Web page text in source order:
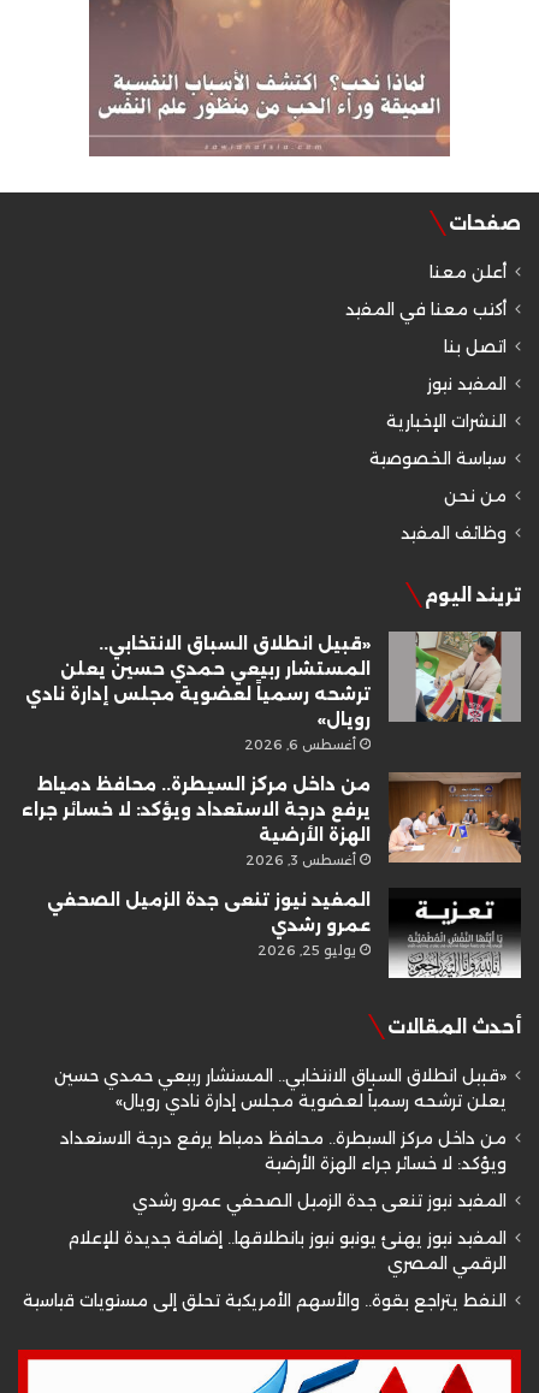
صفحات
أعلن معنا
أكتب معنا في المفيد
اتصل بنا
المفيد نيوز
النشرات الإخبارية
سياسة الخصوصية
من نحن
وظائف المفيد
تريند اليوم
«قبيل انطلاق السباق الانتخابي..
المستشار ربيعي حمدي حسين يعلن
ترشحه رسمياً لعضوية مجلس إدارة نادي
رويال»
أغسطس 6, 2026
من داخل مركز السيطرة.. محافظ دمياط
يرفع درجة الاستعداد ويؤكد: لا خسائر جراء
الهزة الأرضية
أغسطس 3, 2026
المفيد نيوز تنعى جدة الزميل الصحفي
عمرو رشدي
يوليو 25, 2026
أحدث المقالات
«قبيل انطلاق السباق الانتخابي.. المستشار ربيعي حمدي حسين
يعلن ترشحه رسمياً لعضوية مجلس إدارة نادي رويال»
من داخل مركز السيطرة.. محافظ دمياط يرفع درجة الاستعداد
ويؤكد: لا خسائر جراء الهزة الأرضية
المفيد نيوز تنعى جدة الزميل الصحفي عمرو رشدي
المفيد نيوز يهنئ يونيو نيوز بانطلاقها.. إضافة جديدة للإعلام
الرقمي المصري
النفط يتراجع بقوة.. والأسهم الأمريكية تحلق إلى مستويات قياسية